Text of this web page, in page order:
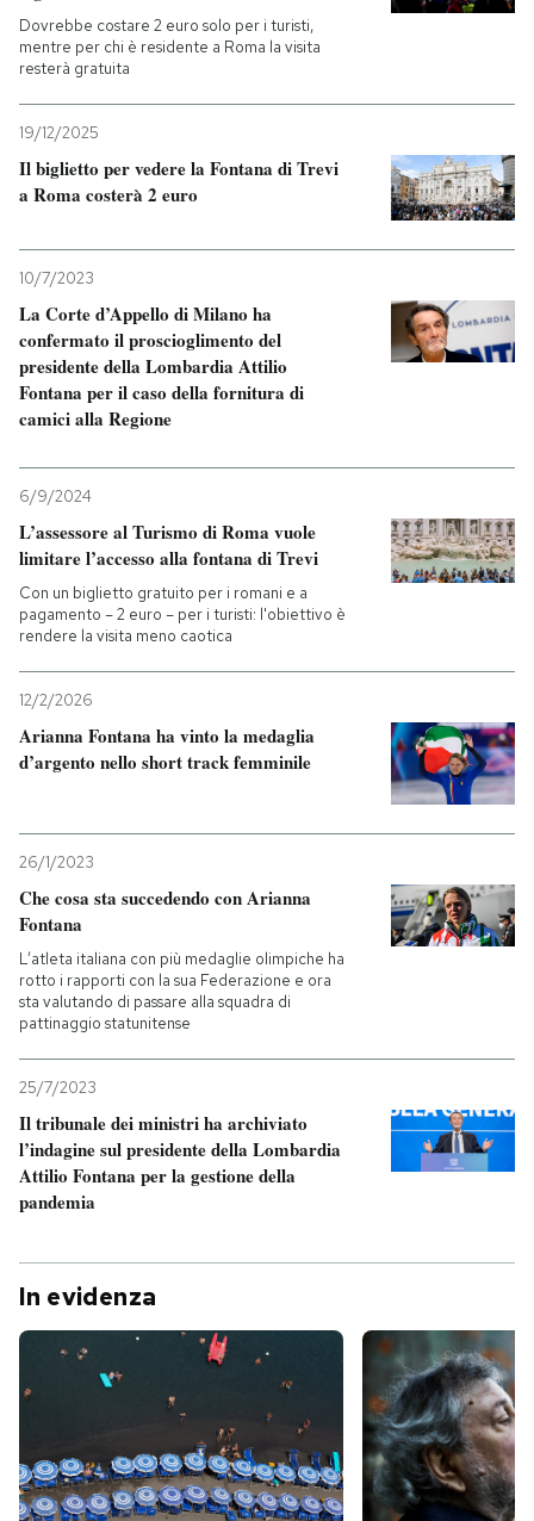
Dovrebbe costare 2 euro solo per i turisti,
mentre per chi è residente a Roma la visita
resterà gratuita
19/12/2025
Il biglietto per vedere la Fontana di Trevi
a Roma costerà 2 euro
10/7/2023
La Corte d’Appello di Milano ha
confermato il proscioglimento del
presidente della Lombardia Attilio
Fontana per il caso della fornitura di
camici alla Regione
6/9/2024
L’assessore al Turismo di Roma vuole
limitare l’accesso alla fontana di Trevi
Con un biglietto gratuito per i romani e a
pagamento – 2 euro – per i turisti: l'obiettivo è
rendere la visita meno caotica
12/2/2026
Arianna Fontana ha vinto la medaglia
d’argento nello short track femminile
26/1/2023
Che cosa sta succedendo con Arianna
Fontana
L’atleta italiana con più medaglie olimpiche ha
rotto i rapporti con la sua Federazione e ora
sta valutando di passare alla squadra di
pattinaggio statunitense
25/7/2023
Il tribunale dei ministri ha archiviato
l’indagine sul presidente della Lombardia
Attilio Fontana per la gestione della
pandemia
In evidenza